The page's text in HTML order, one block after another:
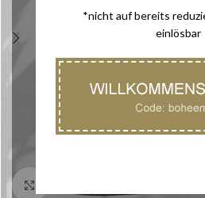
*nicht auf bereits
einlösbar